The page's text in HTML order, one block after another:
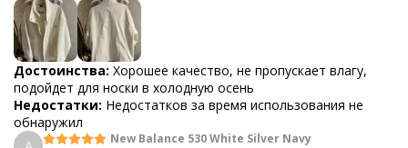
Достоинства: Хорошее качество, не пропускает влагу,
подойдет для носки в холодную осень
Недостатки: Недостатков за время использования не
обнаружил
New Balance 530 White Silver Navy